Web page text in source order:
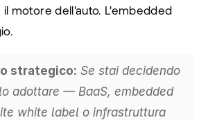
il motore dell'auto. L'embedded
strategico: Se stai decidendo
adottare — BaaS, embedded
white label o infrastruttura